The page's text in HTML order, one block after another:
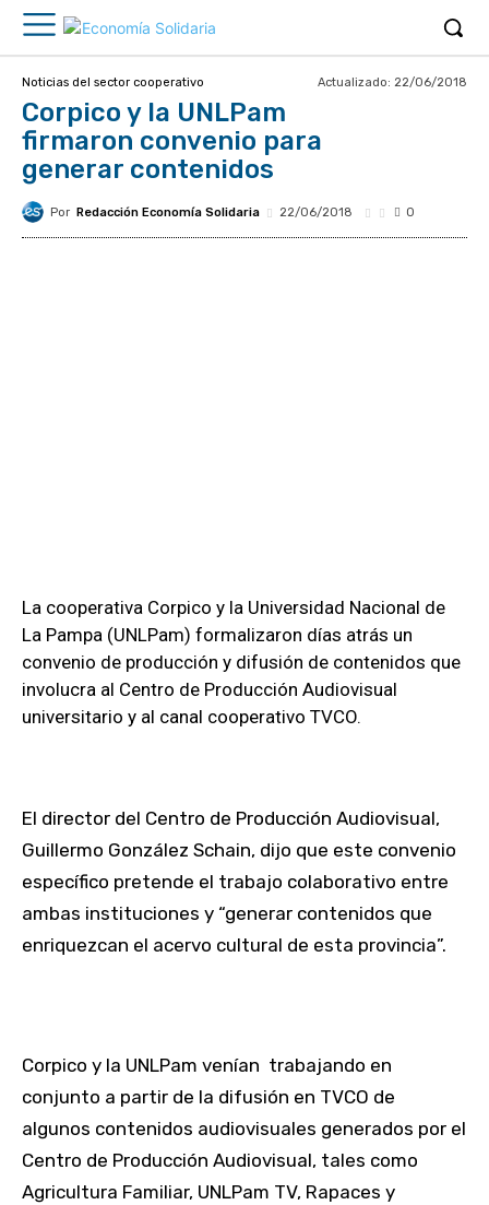
Noticias del sector cooperativo Actualizado: 22/06/2018
Corpico y la UNLPam
firmaron convenio para
generar contenidos
Por Redacción Economía Solidaria 22/06/2018 0
La cooperativa Corpico y la Universidad Nacional de
La Pampa (UNLPam) formalizaron días atrás un
convenio de producción y difusión de contenidos que
involucra al Centro de Producción Audiovisual
universitario y al canal cooperativo TVCO.
El director del Centro de Producción Audiovisual,
Guillermo González Schain, dijo que este convenio
específico pretende el trabajo colaborativo entre
ambas instituciones y “generar contenidos que
enriquezcan el acervo cultural de esta provincia”.
Corpico y la UNLPam venían trabajando en
conjunto a partir de la difusión en TVCO de
algunos contenidos audiovisuales generados por el
Centro de Producción Audiovisual, tales como
Agricultura Familiar, UNLPam TV, Rapaces y